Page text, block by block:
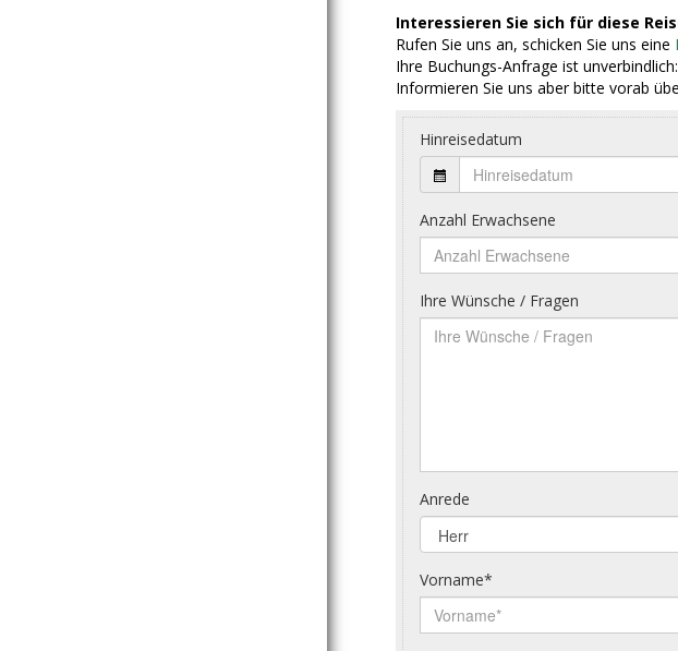
Interessieren Sie sich für diese
Rufen Sie uns an, schicken Sie uns eine
Ihre Buchungs-Anfrage ist
Informieren Sie uns aber bitte vorab